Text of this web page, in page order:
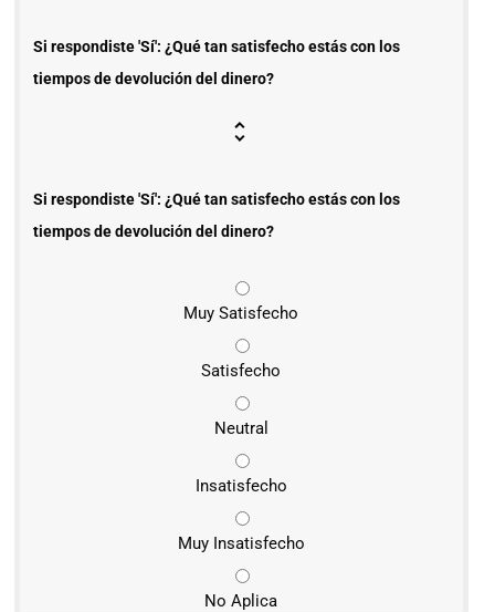
Si respondiste 'Sí': ¿Qué tan satisfecho estás con los
tiempos de devolución del dinero?
Si respondiste 'Sí': ¿Qué tan satisfecho estás con los
tiempos de devolución del dinero?
Muy Satisfecho
Satisfecho
Neutral
Insatisfecho
Muy Insatisfecho
No Aplica